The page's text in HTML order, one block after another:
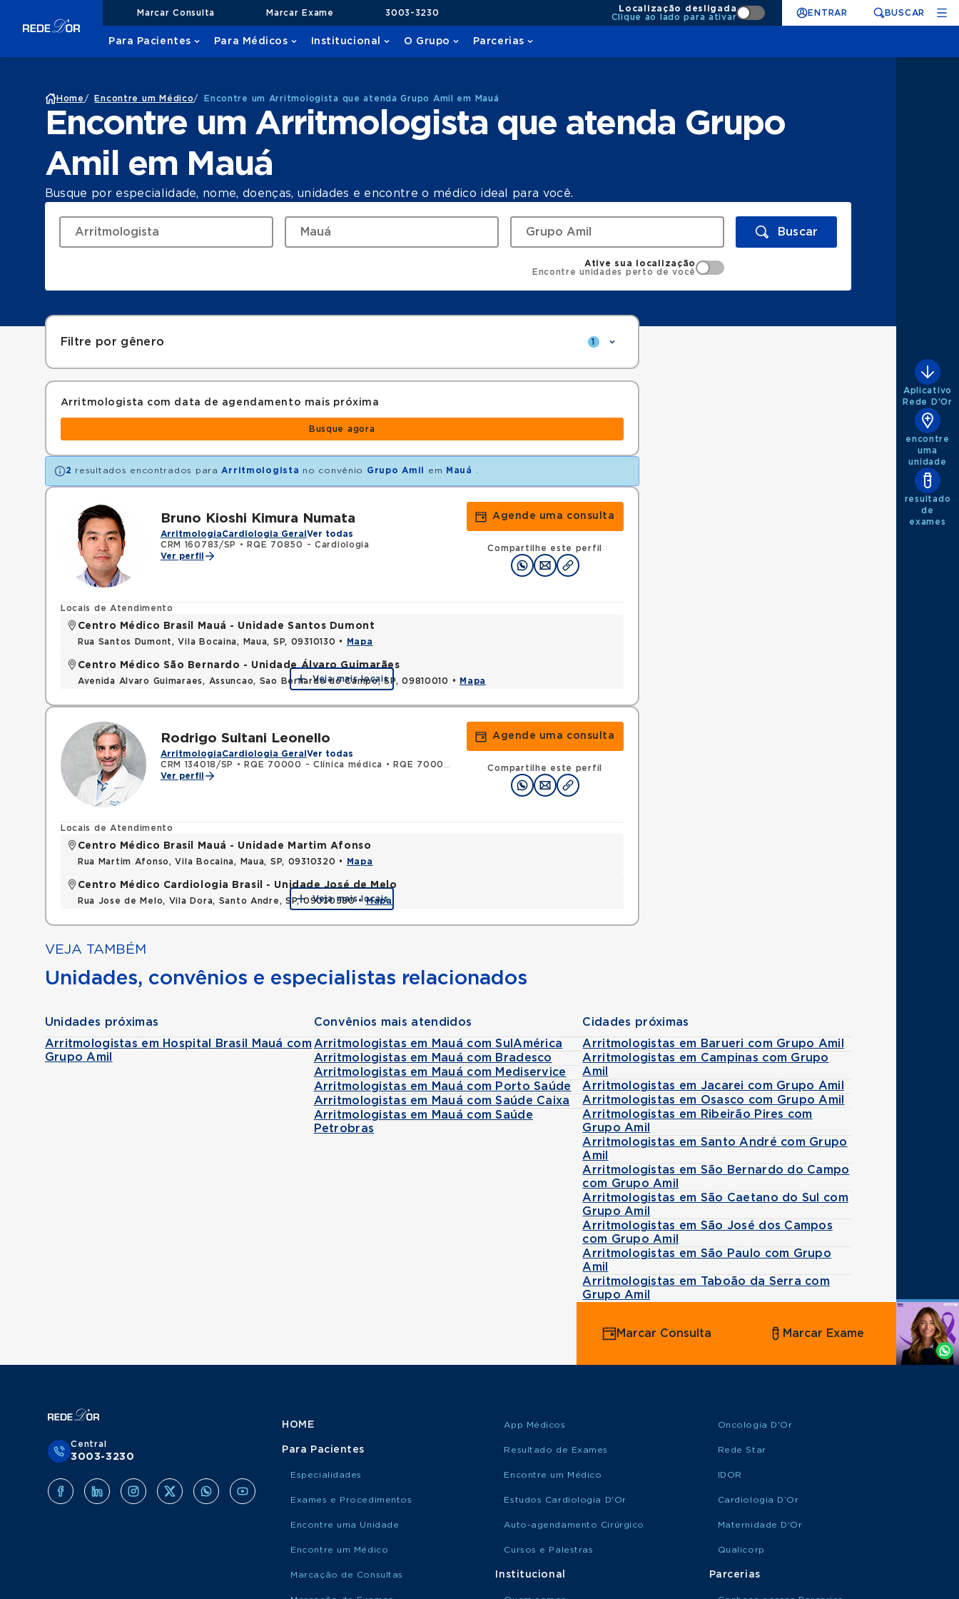
Marcar Consulta Marcar Exame 3003-3230
Localização desligada
Clique ao lado para ativar
ENTRAR BUSCAR
Para Pacientes Para Médicos Institucional O Grupo Parcerias
Home / Encontre um Médico/ Encontre um Arritmologista que atenda Grupo Amil em Mauá
Encontre um Arritmologista que atenda Grupo
Amil em Mauá
Busque por especialidade, nome, doenças, unidades e encontre o médico ideal para você.
Buscar
Ative sua localização
Encontre unidades perto de você
Filtre por gênero 1
Arritmologista com data de agendamento mais próxima
Busque agora
2 resultados encontrados para Arritmologista no convênio Grupo Amil em Mauá
Bruno Kioshi Kimura Numata
ArritmologiaCardiologia Geral Ver todas
CRM 160783/SP
•
RQE 70850 - Cardiologia
Ver perfil
Agende uma consulta
Compartilhe este perfil
Locais de Atendimento
Centro Médico Brasil Mauá - Unidade Santos Dumont
Rua Santos Dumont, Vila Bocaina, Maua, SP, 09310130 • Mapa
Centro Médico São Bernardo - Unidade Álvaro Guimarães
Avenida Alvaro Guimaraes, Assuncao, Sao Bernardo do Campo, SP, 09810010 • Mapa
Veja mais locais
Rodrigo Sultani Leonello
ArritmologiaCardiologia Geral Ver todas
CRM 134018/SP
• RQE 70000 - Clínica médica •
RQE 70001 - Cardiologia
Ver perfil
Agende uma consulta
Compartilhe este perfil
Locais de Atendimento
Centro Médico Brasil Mauá - Unidade Martim Afonso
Rua Martim Afonso, Vila Bocaina, Maua, SP, 09310320 • Mapa
Centro Médico Cardiologia Brasil - Unidade José de Melo
Rua Jose de Melo, Vila Dora, Santo Andre, SP, 09030580 •Mapa
Veja mais locais
VEJA TAMBÉM
Unidades, convênios e especialistas relacionados
Unidades próximas
Arritmologistas em Hospital Brasil Mauá com
Grupo Amil
Convênios mais atendidos
Arritmologistas em Mauá com SulAmérica
Arritmologistas em Mauá com Bradesco
Arritmologistas em Mauá com Mediservice
Arritmologistas em Mauá com Porto Saúde
Arritmologistas em Mauá com Saúde Caixa
Arritmologistas em Mauá com Saúde
Petrobras
Cidades próximas
Arritmologistas em Barueri com Grupo Amil
Arritmologistas em Campinas com Grupo
Amil
Arritmologistas em Jacarei com Grupo Amil
Arritmologistas em Osasco com Grupo Amil
Arritmologistas em Ribeirão Pires com
Grupo Amil
Arritmologistas em Santo André com Grupo
Amil
Arritmologistas em São Bernardo do Campo
com Grupo Amil
Arritmologistas em São Caetano do Sul com
Grupo Amil
Arritmologistas em São José dos Campos
com Grupo Amil
Arritmologistas em São Paulo com Grupo
Amil
Arritmologistas em Taboão da Serra com
Grupo Amil
Aplicativo
Rede D'Or
encontre
uma
unidade
resultado
de
exames
Agende
Whatsapp
Marcar Consulta Marcar Exame
Central
3003-3230
HOME
Para Pacientes
Especialidades
Exames e Procedimentos
Encontre uma Unidade
Encontre um Médico
Marcação de Consultas
App Médicos
Resultado de Exames
Encontre um Médico
Estudos Cardiologia D'Or
Auto-agendamento Cirúrgico
Cursos e Palestras
Institucional
Oncologia D'Or
Rede Star
IDOR
Cardiologia D’Or
Maternidade D'Or
Qualicorp
Parcerias